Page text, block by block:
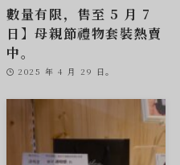
數量有限，售至 5 月 7
日】母親節禮物套裝熱賣
中。
2025 年 4 月 29 日。